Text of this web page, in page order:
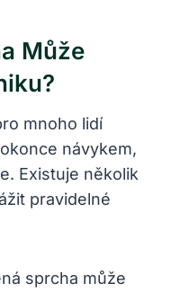
Může
mnoho lidí
návykem,
Existuje několik
pravidelné
sprcha může